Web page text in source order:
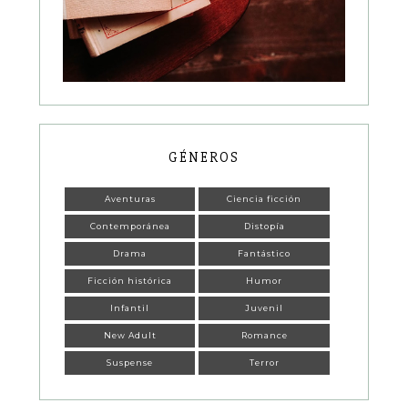
GÉNEROS
Aventuras Ciencia ficción
Contemporánea Distopía
Drama Fantástico
Ficción histórica Humor
Infantil Juvenil
New Adult Romance
Suspense Terror